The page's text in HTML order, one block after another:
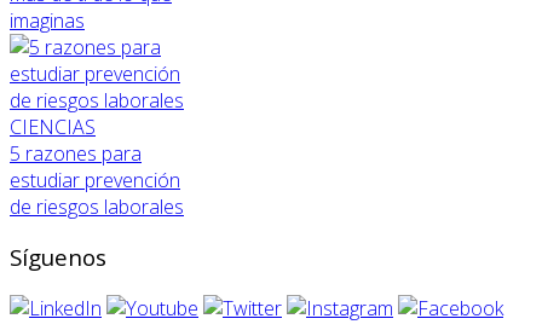
imaginas
CIENCIAS
5 razones para
estudiar prevención
de riesgos laborales
Síguenos